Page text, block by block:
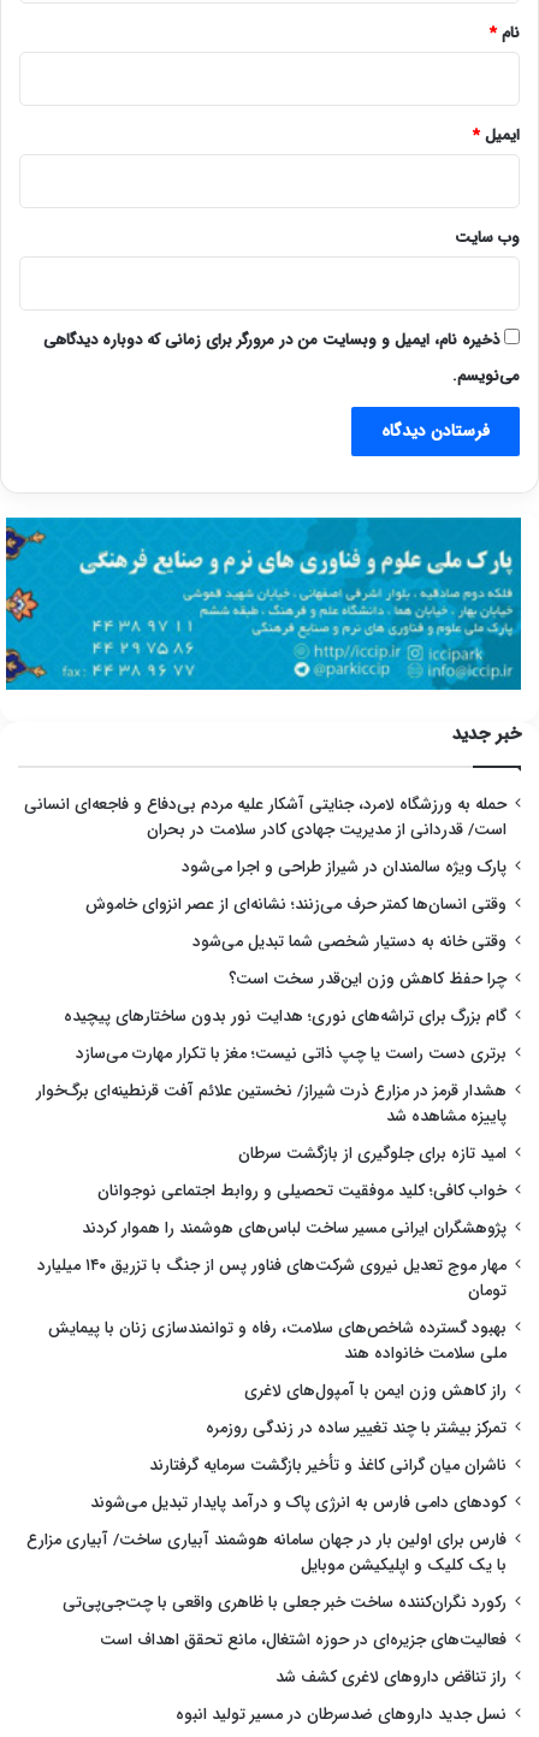
نام*
ایمیل*
وب‌ سایت
ذخیره نام، ایمیل و وبسایت من در مرورگر برای زمانی که دوباره دیدگاهی
می‌نویسم.
خبر جدید
حمله به ورزشگاه لامرد، جنایتی آشکار علیه مردم بی‌دفاع و فاجعه‌ای انسانی
است/ قدردانی از مدیریت جهادی کادر سلامت در بحران
پارک ویژه سالمندان در شیراز طراحی و اجرا می‌شود
وقتی انسان‌ها کمتر حرف می‌زنند؛ نشانه‌ای از عصر انزوای خاموش
وقتی خانه به دستیار شخصی شما تبدیل می‌شود
چرا حفظ کاهش وزن این‌قدر سخت است؟
گام بزرگ برای تراشه‌های نوری؛ هدایت نور بدون ساختارهای پیچیده
برتری دست راست یا چپ ذاتی نیست؛ مغز با تکرار مهارت می‌سازد
هشدار قرمز در مزارع ذرت شیراز/ نخستین علائم آفت قرنطینه‌ای برگ‌خوار
پاییزه مشاهده شد
امید تازه برای جلوگیری از بازگشت سرطان
خواب کافی؛ کلید موفقیت تحصیلی و روابط اجتماعی نوجوانان
پژوهشگران ایرانی مسیر ساخت لباس‌های هوشمند را هموار کردند
مهار موج تعدیل نیروی شرکت‌های فناور پس از جنگ با تزریق ۱۴۰ میلیارد
تومان
بهبود گسترده شاخص‌های سلامت، رفاه و توانمندسازی زنان با پیمایش
ملی سلامت خانواده هند
راز کاهش وزن ایمن با آمپول‌های لاغری
تمرکز بیشتر با چند تغییر ساده در زندگی روزمره
ناشران میان گرانی کاغذ و تأخیر بازگشت سرمایه گرفتارند
کودهای دامی فارس به انرژی پاک و درآمد پایدار تبدیل می‌شوند
فارس برای اولین بار در جهان سامانه هوشمند آبیاری ساخت/ آبیاری مزارع
با یک کلیک و اپلیکیشن موبایل
رکورد نگران‌کننده ساخت خبر جعلی با ظاهری واقعی با چت‌جی‌پی‌تی
فعالیت‌های جزیره‌ای در حوزه اشتغال، مانع تحقق اهداف است
راز تناقض داروهای لاغری کشف شد
نسل جدید داروهای ضدسرطان در مسیر تولید انبوه